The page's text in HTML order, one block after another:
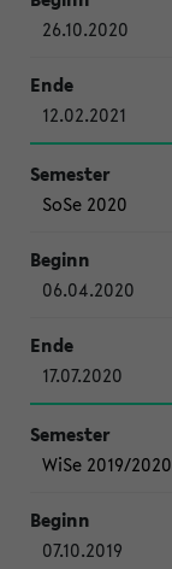
26.10.2020
12.02.2021
SoSe 2020
06.04.2020
17.07.2020
WiSe 2019/2020
07.10.2019